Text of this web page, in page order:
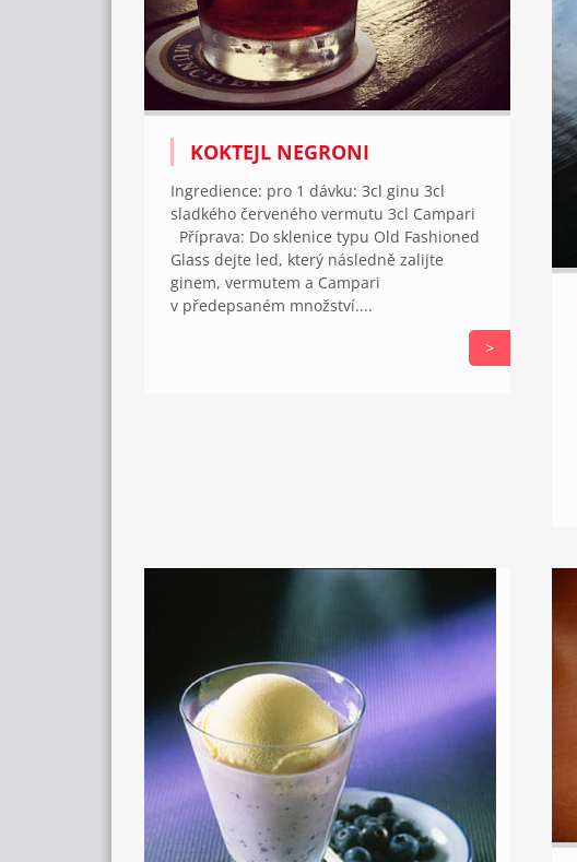
KOKTEJL NEGRONI
Ingredience: pro 1 dávku: 3cl ginu 3cl
sladkého červeného vermutu 3cl Campari
Příprava: Do sklenice typu Old Fashioned
Glass dejte led, který následně zalijte
ginem, vermutem a Campari
v předepsaném množství....
>